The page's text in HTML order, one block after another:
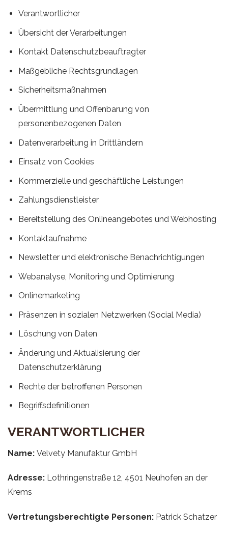
Verantwortlicher
Übersicht der Verarbeitungen
Kontakt Datenschutzbeauftragter
Maßgebliche Rechtsgrundlagen
Sicherheitsmaßnahmen
Übermittlung und Offenbarung von
personenbezogenen Daten
Datenverarbeitung in Drittländern
Einsatz von Cookies
Kommerzielle und geschäftliche Leistungen
Zahlungsdienstleister
Bereitstellung des Onlineangebotes und Webhosting
Kontaktaufnahme
Newsletter und elektronische Benachrichtigungen
Webanalyse, Monitoring und Optimierung
Onlinemarketing
Präsenzen in sozialen Netzwerken (Social Media)
Löschung von Daten
Änderung und Aktualisierung der
Datenschutzerklärung
Rechte der betroffenen Personen
Begriffsdefinitionen
VERANTWORTLICHER
Name: Velvety Manufaktur GmbH
Adresse: Lothringenstraße 12, 4501 Neuhofen an der
Krems
Vertretungsberechtigte Personen: Patrick Schatzer